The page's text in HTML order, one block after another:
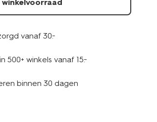
winkelvoorraad
vanaf 30.-
500+ winkels vanaf 15.-
binnen 30 dagen